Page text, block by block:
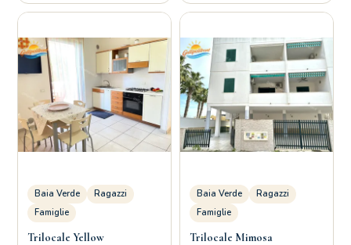
Baia Verde
Ragazzi
Famiglie
Trilocale Yellow
Baia Verde
Ragazzi
Famiglie
Trilocale Mimosa